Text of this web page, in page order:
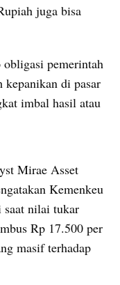
juga bisa
pemerintah
kepanikan di pasar
imbal hasil atau
Mirae Asset
Kemenkeu
nilai tukar
Rp 17.500 per
masif terhadap